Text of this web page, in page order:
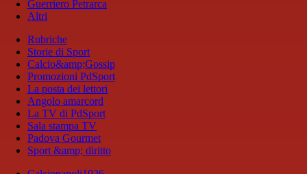
Guerriero Petrarca
Altri
Rubriche
Storie di Sport
Calcio&amp;Gossip
Promozioni PdSport
La posta dei lettori
Angolo amarcord
La TV di PdSport
Sala stampa TV
Padova Gourmet
Sport &amp; diritto